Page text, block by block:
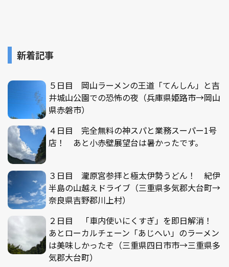
新着記事
５日目 岡山ラーメンの王道「てんしん」と吉
井城山公園での恐怖の夜（兵庫県姫路市→岡山
県赤磐市）
４日目 完全無料の神スパと業務スーパー1号
店！ あと小赤壁展望台は暑かったです。
３日目 瀧原宮参拝と極太伊勢うどん！ 紀伊
半島の山越えドライブ（三重県多気郡大台町→
奈良県吉野郡川上村）
２日目 「車内使いにくすぎ」を即日解消！
あとローカルチェーン「あじへい」のラーメン
は美味しかったぞ（三重県四日市市→三重県多
気郡大台町）